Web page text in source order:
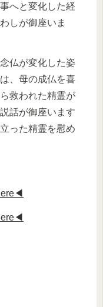
へと変化した経
しが御座いま
仏が変化した姿
、母の成仏を喜
救われた精霊が
話が御座います
った精霊を慰め